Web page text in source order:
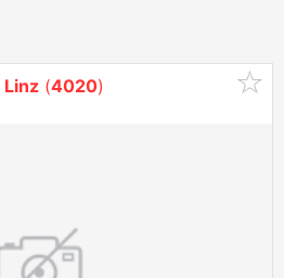
Linz (4020)